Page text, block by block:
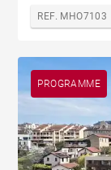
REF. MHO7103
PROGRAMME